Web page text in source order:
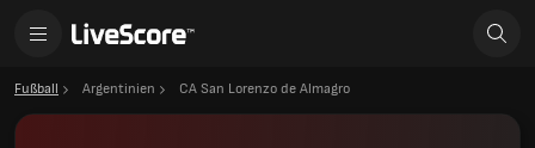
Fußball Argentinien CA San Lorenzo de Almagro